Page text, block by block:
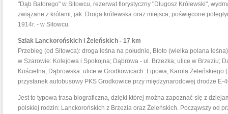
"Dąb Batorego" w Sitowcu, rezerwat florystyczny "Długosz Królewski",
związane z królami, jak: Droga królewska oraz miejsca, poświęcone
1914r. - w Sitowcu.
Szlak Lanckorońskich i Żeleńskich - 17 km
Przebieg (od Sitowca): droga leśna na południe, Błoto (wielka polana
w Szarowie: Kolejowa i Spokojna; Dąbrowa - ul. Brzezka; ulice w Brzeziu;
Kościelna, Dąbrowska: ulice w Grodkowicach: Lipowa, Karola Żeleńskiego
przystanek autobusowy PKS Grodkowice przy międzynarodowej drodze E-
Jest to typowa trasa biograficzna, dzięki której można zapoznać się z
polskiej rodzin: Lanckorońskich z Brzezia oraz Żeleńskich. Począwszy od